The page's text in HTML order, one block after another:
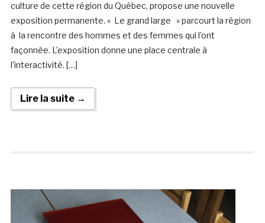
culture de cette région du Québec, propose une nouvelle
exposition permanente. « Le grand large » parcourt la région
à la rencontre des hommes et des femmes qui l’ont
façonnée. L’exposition donne une place centrale à
l’interactivité. […]
Lire la suite →